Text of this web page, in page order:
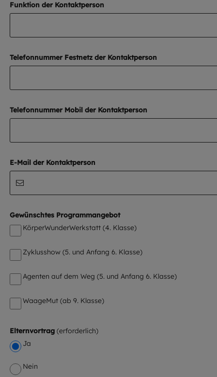
Funktion der Kontaktperson
Telefonnummer Festnetz der Kontaktperson
Telefonnummer Mobil der Kontaktperson
E-Mail der Kontaktperson
Gewünschtes Programmangebot
KörperWunderWerkstatt (4. Klasse)
Zyklusshow (5. und Anfang 6. Klasse)
Agenten auf dem Weg (5. und Anfang 6. Klasse)
WaageMut (ab 9. Klasse)
Elternvortrag
Ja
Nein